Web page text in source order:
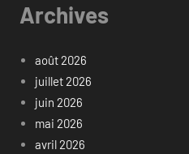
Archives
août 2026
juillet 2026
juin 2026
mai 2026
avril 2026